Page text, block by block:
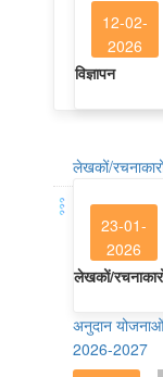
12-02-
2026
विज्ञापन
लेखकों/
23-01-
2026
लेखकों/
अनुदान योजनाओं
2026-2027